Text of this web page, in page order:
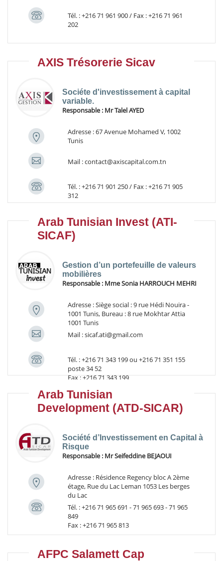
Tél. : +216 71 961 900 / Fax : +216 71 961
202
AXIS Trésorerie Sicav
Sociéte d'investissement à capital
variable.
Responsable : Mr Talel AYED
Adresse : 67 Avenue Mohamed V, 1002
Tunis
Mail : contact@axiscapital.com.tn
Tél. : +216 71 901 250 / Fax : +216 71 905
312
Arab Tunisian Invest (ATI-
SICAF)
Gestion d’un portefeuille de valeurs
mobilières
Responsable : Mme Sonia HARROUCH MEHRI
Adresse : Siège social : 9 rue Hédi Nouira -
1001 Tunis, Bureau : 8 rue Mokhtar Attia
1001 Tunis
Mail : sicaf.ati@gmail.com
Tél. : +216 71 343 199 ou +216 71 351 155
poste 34 52
Fax : +216 71 343 199
Arab Tunisian
Development (ATD-SICAR)
Société d’Investissement en Capital à
Risque
Responsable : Mr Seifeddine BEJAOUI
Adresse : Résidence Regency bloc A 2ème
étage, Rue du Lac Leman 1053 Les berges
du Lac
Tél. : +216 71 965 691 - 71 965 693 - 71 965
849
Fax : +216 71 965 813
AFPC Salamett Cap